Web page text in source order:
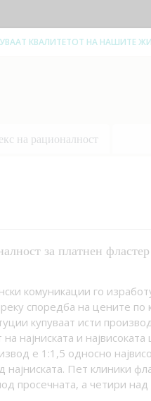
КВАЛИТЕТОТ НА НАШИТЕ
на рационалност
за платнен фластер
комуникации го
споредба на цените по
купуваат исти
најниската и највисоката
е 1:1,5 односно
најниската. Пет клиники
просечната, а четири над